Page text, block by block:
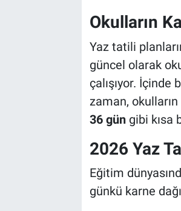
Okulların
Yaz tatili
güncel olarak
çalışıyor. İçinde
zaman,
36 güngibi kısa
2026 Yaz
Eğitim
günkü karne